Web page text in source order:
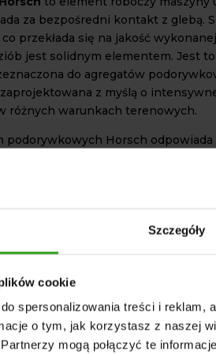
Szczegóły
cookie
spersonalizowania treści i reklam,
o tym, jak korzystasz z naszej
mogą połączyć te
za bezpośredni kontakt z glebą.
przekłada się na jakość
jest solidnym elementem. Jest to
do agregatów
z myślą o
różnych warunkach terenowych.
podorywkowych Horsch odpowiada
efektywność pracy oraz
CECHY
dzioba dłuta Horschwynosi 16
jest ze stali borowej. Jest to
twardością oraz